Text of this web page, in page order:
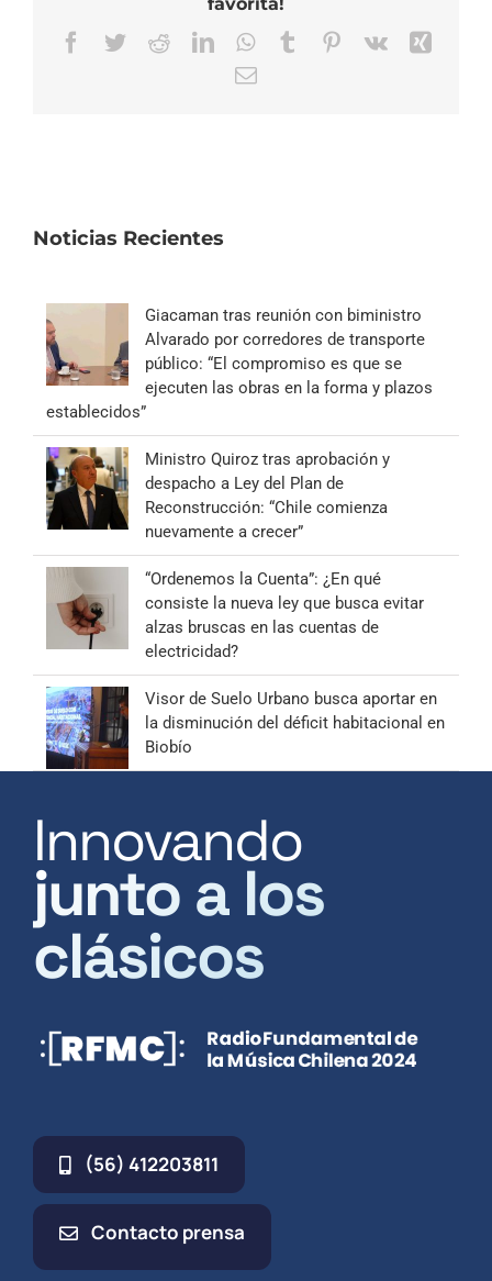
Facebook
TwitterRedditLinkedInWhatsApp
TumblrPinterest
Vk
Xing
Correo
Noticias Recientes
Giacaman tras reunión con biministro
Alvarado por corredores de transporte
público: “El compromiso es que se
ejecuten las obras en la forma y plazos
establecidos”
Ministro Quiroz tras aprobación y
despacho a Ley del Plan de
Reconstrucción: “Chile comienza
nuevamente a crecer”
“Ordenemos la Cuenta”: ¿En qué
consiste la nueva ley que busca evitar
alzas bruscas en las cuentas de
electricidad?
Visor de Suelo Urbano busca aportar en
la disminución del déficit habitacional en
Biobío
Innovando
junto a los
clásicos
(56) 412203811
Contacto prensa